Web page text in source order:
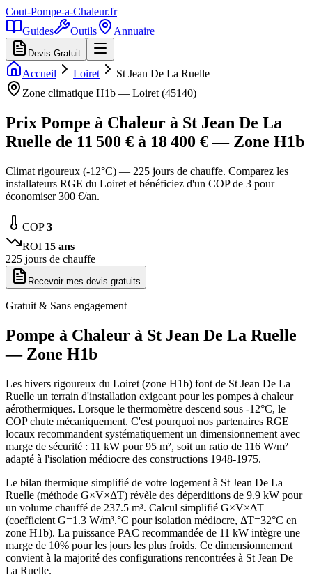
Cout-Pompe-a-Chaleur.fr
Guides
Outils Annuaire
Devis Gratuit
Accueil Loiret
St Jean De La Ruelle
Zone climatique H1b — Loiret (45140)
Prix Pompe à Chaleur à St Jean De La
Ruelle de 11 500 € à 18 400 € — Zone H1b
Climat rigoureux (-12°C) — 225 jours de chauffe. Comparez les
installateurs RGE du Loiret et bénéficiez d'un COP de 3 pour
économiser 300 €/an.
COP3
ROI 15 ans
225 jours de chauffe
Recevoir mes devis gratuits
Gratuit & Sans engagement
Pompe à Chaleur à St Jean De La Ruelle
— Zone H1b
Les hivers rigoureux du Loiret (zone H1b) font de St Jean De La
Ruelle un terrain d'installation exigeant pour les pompes à chaleur
aérothermiques. Lorsque le thermomètre descend sous -12°C, le
COP chute mécaniquement. C'est pourquoi nos partenaires RGE
locaux recommandent systématiquement un dimensionnement avec
marge de sécurité : 11 kW pour 95 m², soit un ratio de 116 W/m²
adapté à l'isolation médiocre des constructions 1948-1975.
Le bilan thermique simplifié de votre logement à St Jean De La
Ruelle (méthode G×V×ΔT) révèle des déperditions de 9.9 kW pour
un volume chauffé de 237.5 m³. Calcul simplifié G×V×ΔT
(coefficient G=1.3 W/m³.°C pour isolation médiocre, ΔT=32°C en
zone H1b). La puissance PAC recommandée de 11 kW intègre une
marge de 10% pour les jours les plus froids. Ce dimensionnement
convient à la majorité des configurations rencontrées à St Jean De
La Ruelle.